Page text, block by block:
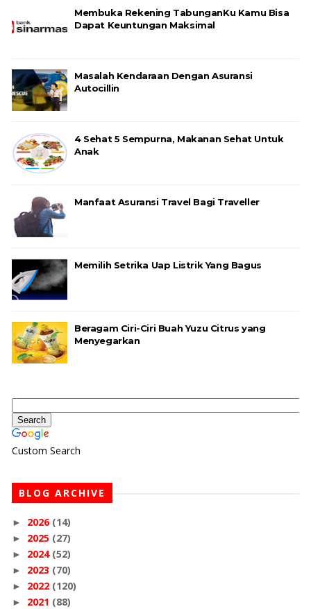
Membuka Rekening TabunganKu Kamu Bisa
Dapat Keuntungan Maksimal
Masalah Kendaraan Dengan Asuransi
Autocillin
4 Sehat 5 Sempurna, Makanan Sehat Untuk
Anak
Manfaat Asuransi Travel Bagi Traveller
Memilih Setrika Uap Listrik Yang Bagus
Beragam Ciri-Ciri Buah Yuzu Citrus yang
Menyegarkan
Custom Search
BLOG ARCHIVE
► 2026 (14)
► 2025 (27)
► 2024 (52)
► 2023 (70)
► 2022 (120)
► 2021 (88)